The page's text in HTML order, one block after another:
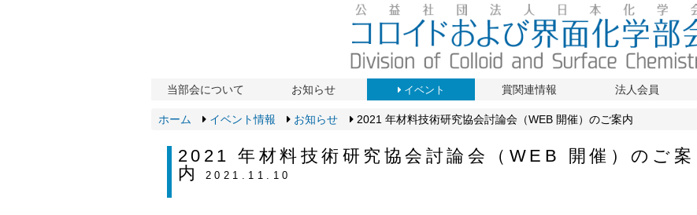
当部会について お知らせ イベント 賞関連情報 法人会員
ホーム イベント情報 お知らせ 2021 年材料技術研究協会討論会（WEB 開催）のご案内
2021 年材料技術研究協会討論会（WEB 開催）のご案
内
2021.11.10